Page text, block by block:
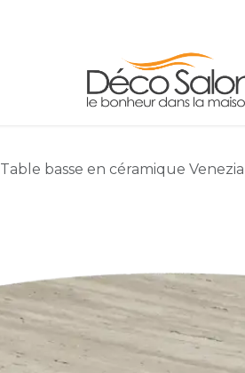
Table basse en céramique Venezia